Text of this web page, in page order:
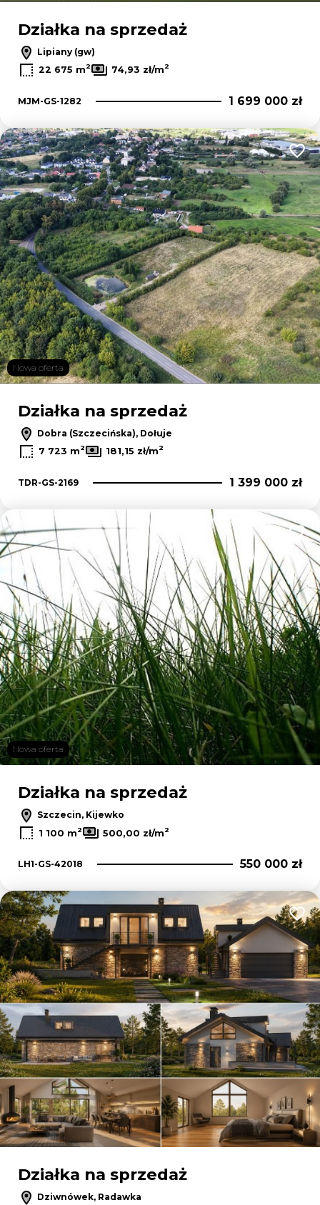
Działka na sprzedaż
Lipiany (gw)
22 675 m2 74,93 zł/m2
MJM-GS-1282 1 699 000 zł
Nowa oferta
Działka na sprzedaż
Dobra (Szczecińska), Dołuje
7 723 m2 181,15 zł/m2
TDR-GS-2169 1 399 000 zł
Nowa oferta
Działka na sprzedaż
Szczecin, Kijewko
1 100 m2 500,00 zł/m2
LH1-GS-42018 550 000 zł
Działka na sprzedaż
Dziwnówek, Radawka